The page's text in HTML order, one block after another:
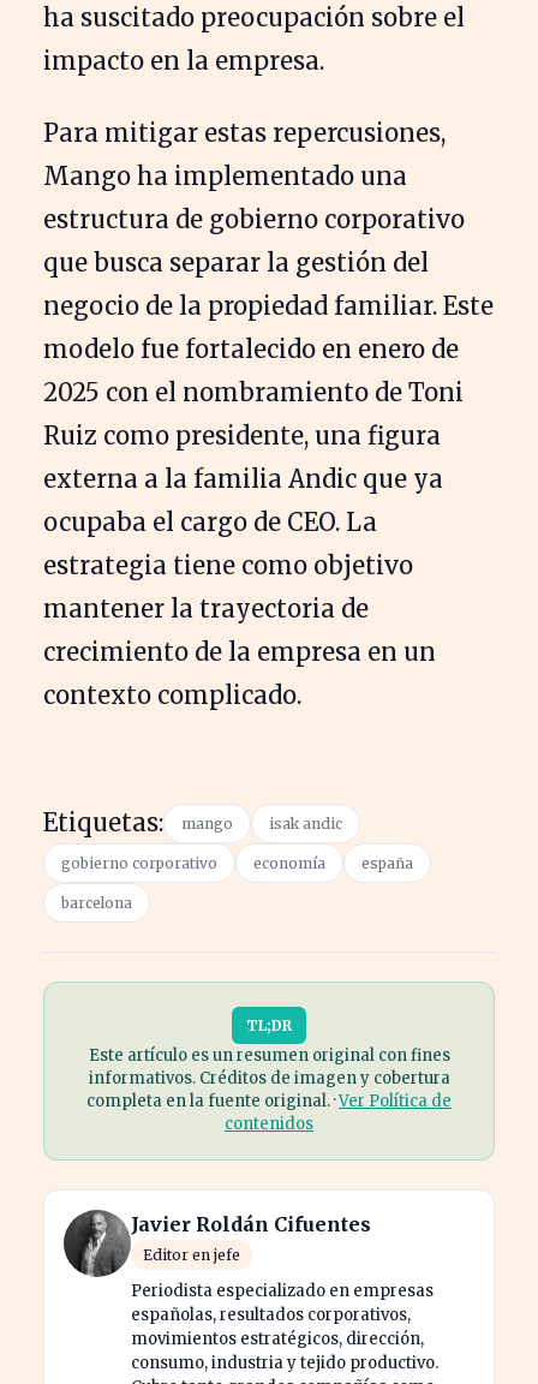
ha suscitado preocupación sobre el
impacto en la empresa.
Para mitigar estas repercusiones,
Mango ha implementado una
estructura de gobierno corporativo
que busca separar la gestión del
negocio de la propiedad familiar. Este
modelo fue fortalecido en enero de
2025 con el nombramiento de Toni
Ruiz como presidente, una figura
externa a la familia Andic que ya
ocupaba el cargo de CEO. La
estrategia tiene como objetivo
mantener la trayectoria de
crecimiento de la empresa en un
contexto complicado.
Etiquetas: mango isak andic
gobierno corporativo economía españa
barcelona
TL;DR
Este artículo es un resumen original con fines
informativos. Créditos de imagen y cobertura
completa en la fuente original. ·Ver Política de
contenidos
Javier Roldán Cifuentes
Editor en jefe
Periodista especializado en empresas
españolas, resultados corporativos,
movimientos estratégicos, dirección,
consumo, industria y tejido productivo.